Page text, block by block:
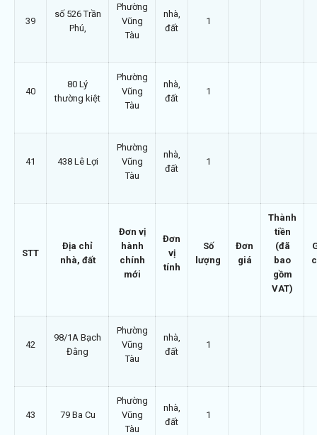
39
số 526 Trần
Phú,
Phường
Vũng
Tàu
nhà,
đất
1
40
80 Lý
thường kiệt
Phường
Vũng
Tàu
nhà,
đất
1
41 438 Lê Lợi
Phường
Vũng
Tàu
nhà,
đất
1
STT
Địa chỉ
nhà, đất
Đơn vị
hành
chính
mới
Đơn
vị
tính
Số
lượng
Đơn
giá
Thành
tiền
(đã
bao
gồm
VAT)
42
98/1A Bạch
Đằng
Phường
Vũng
Tàu
nhà,
đất
1
43 79 Ba Cu
Phường
Vũng
Tàu
nhà,
đất
1